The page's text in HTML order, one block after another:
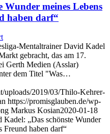
Wunder meines Lebens
haben darf“
Mentaltrainer David Kadel
gebracht, das am 17.
Gerth Medien (Asslar)
dem Titel "Was…
uploads/2019/03/Thilo-Kehrer-
https://promisglauben.de/wp-
Markus Kosian2020-01-18
Kadel: „Das schönste Wunder
Freund haben darf“